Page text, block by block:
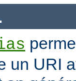
un URI